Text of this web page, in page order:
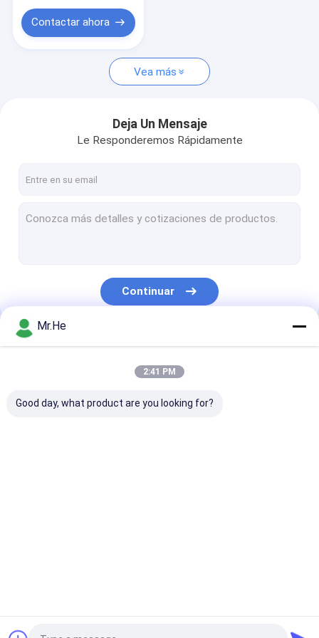
transmisor-receptor de la fibra óptica del sfp
atormenta el tipo
Contactar ahora
Vea más
Deja Un Mensaje
Le Responderemos Rápidamente
Continuar
Nuestras Categorías
Mr.He
2:41 PM
Good day, what product are you looking for?